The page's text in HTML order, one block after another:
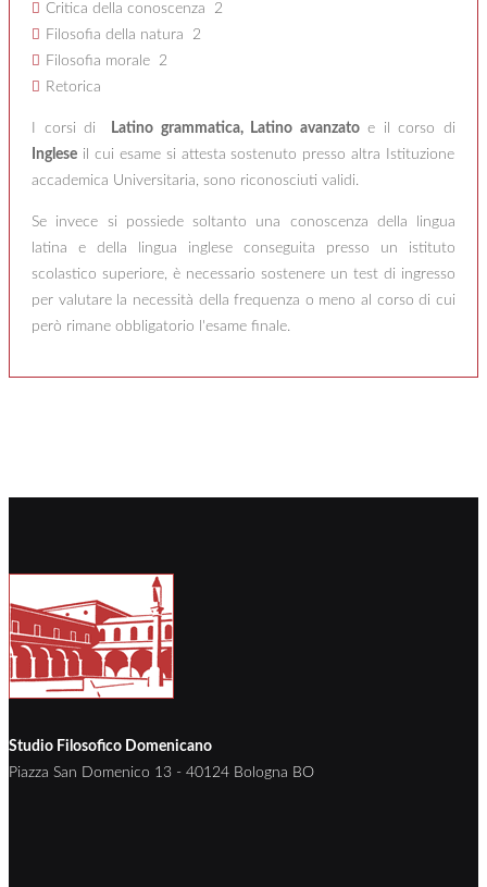
Critica della conoscenza 2
Filosofia della natura 2
Filosofia morale 2
Retorica
I corsi di Latino grammatica, Latino avanzato e il corso di
Inglese il cui esame si attesta sostenuto presso altra Istituzione
accademica Universitaria, sono riconosciuti validi.
Se invece si possiede soltanto una conoscenza della lingua
latina e della lingua inglese conseguita presso un istituto
scolastico superiore, è necessario sostenere un test di ingresso
per valutare la necessità della frequenza o meno al corso di cui
però rimane obbligatorio l'esame finale.
Studio Filosofico Domenicano
Piazza San Domenico 13 - 40124 Bologna BO